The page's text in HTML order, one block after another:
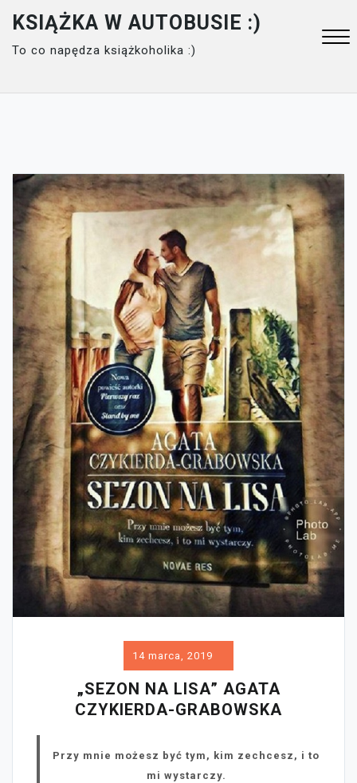
content
KSIĄŻKA W AUTOBUSIE :)
To co napędza książkoholika :)
14 marca, 2019
„SEZON NA LISA” AGATA
CZYKIERDA-GRABOWSKA
Przy mnie możesz być tym, kim zechcesz, i to
mi wystarczy.